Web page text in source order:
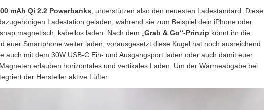
mAh Qi 2.2 Powerbanks , unterstützen also den neuesten Ladestandard. Diese
Ladestation geladen, während sie zum Beispiel dein iPhone oder
magnetisch, kabellos laden. Nach dem „ Grab & Go“-Prinzip könnt ihr die
euer Smartphone weiter laden, vorausgesetzt diese Kugel hat noch ausreichend
auch mit dem 30W USB-C Ein- und Ausgangsport laden oder auch damit euer
erlauben horizontales und vertikales Laden. Um der Wärmeabgabe bei
der Hersteller aktive Lüfter.